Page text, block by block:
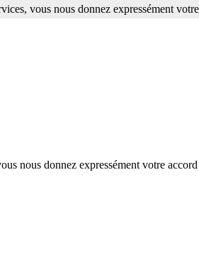
nous donnez expressément votre
vous nous donnez expressément